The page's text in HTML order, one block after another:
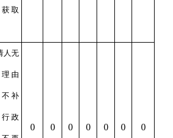
取
人无
由
补
政
0 0 0 0 0 0 0